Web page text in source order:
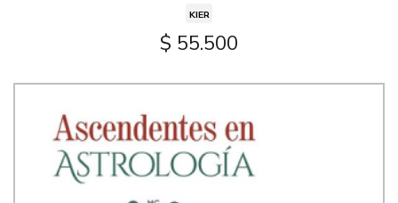
KIER
$ 55.500